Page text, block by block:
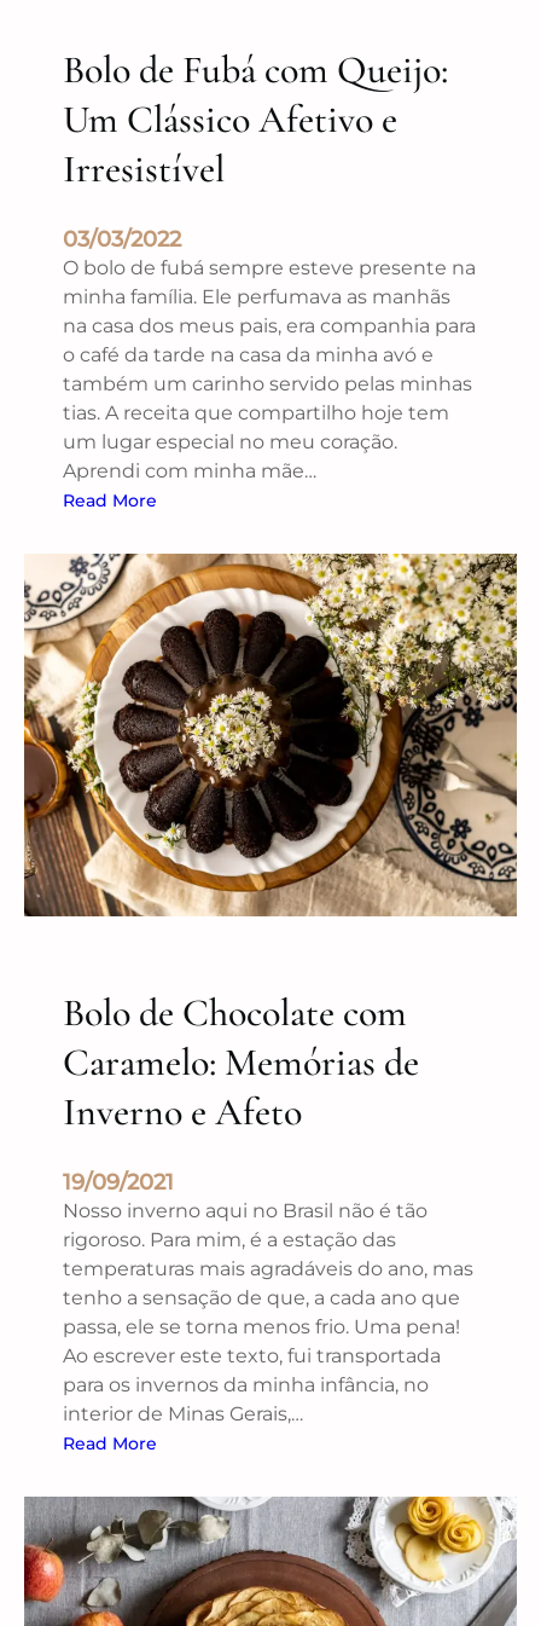
Bolo de Fubá com Queijo:
Um Clássico Afetivo e
Irresistível
03/03/2022
O bolo de fubá sempre esteve presente na
minha família. Ele perfumava as manhãs
na casa dos meus pais, era companhia para
o café da tarde na casa da minha avó e
também um carinho servido pelas minhas
tias. A receita que compartilho hoje tem
um lugar especial no meu coração.
Aprendi com minha mãe…
Read More
Bolo de Chocolate com
Caramelo: Memórias de
Inverno e Afeto
19/09/2021
Nosso inverno aqui no Brasil não é tão
rigoroso. Para mim, é a estação das
temperaturas mais agradáveis do ano, mas
tenho a sensação de que, a cada ano que
passa, ele se torna menos frio. Uma pena!
Ao escrever este texto, fui transportada
para os invernos da minha infância, no
interior de Minas Gerais,…
Read More